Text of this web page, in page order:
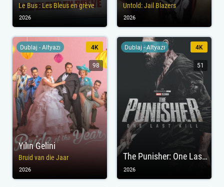
Le Bus : Les Bleus en grève
2026
Untold: Jail Blazers
2026
Yılın Gelini
Bruid van die Jaar
Dublaj - Altyazı 4K
98
2026
The Punisher: One Last Kill
Dublaj - Altyazı 4K
51
2026